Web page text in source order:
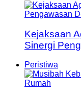
Kejaksaan
Sinergi
Peristiwa